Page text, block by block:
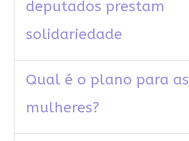
deputados prestam
solidariedade
Qual é o plano para as
mulheres?